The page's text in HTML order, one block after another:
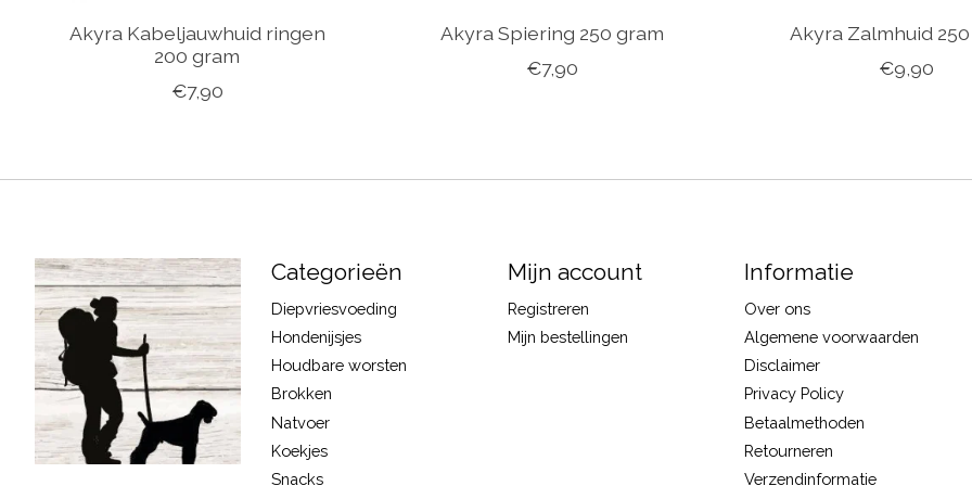
Akyra Kabeljauwhuid ringen
200 gram
€7,90
Akyra Spiering 250 gram
€7,90
Akyra Zalmhuid
€9,90
Categorieën
Diepvriesvoeding
Hondenijsjes
Houdbare worsten
Brokken
Natvoer
Koekjes
Snacks
Mijn account
Registreren
Mijn bestellingen
Informatie
Over ons
Algemene voorwaarden
Disclaimer
Privacy Policy
Betaalmethoden
Retourneren
Verzendinformatie